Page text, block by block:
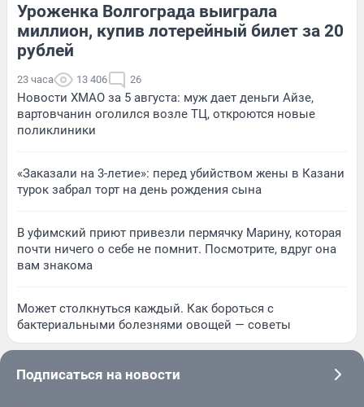
Уроженка Волгограда выиграла
миллион, купив лотерейный билет за 20
рублей
23 часа 13 406 26
Новости ХМАО за 5 августа: муж дает деньги Айзе,
вартовчанин оголился возле ТЦ, откроются новые
поликлиники
«Заказали на 3-летие»: перед убийством жены в Казани
турок забрал торт на день рождения сына
В уфимский приют привезли пермячку Марину, которая
почти ничего о себе не помнит. Посмотрите, вдруг она
вам знакома
Может столкнуться каждый. Как бороться с
бактериальными болезнями овощей — советы
Подписаться на новости